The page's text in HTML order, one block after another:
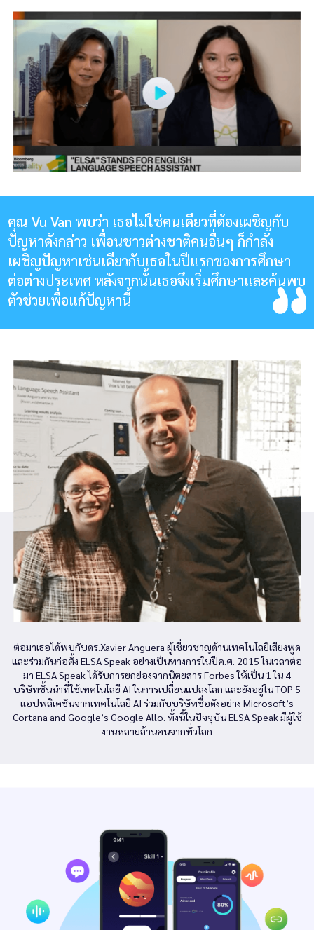
คุณ Vu Van พบว่า เธอไม่ใช่คนเดียวที่ต้องเผชิญกับ
ปัญหาดังกล่าว เพื่อนชาวต่างชาติคนอื่นๆ ก็กำลัง
เผชิญปัญหาเช่นเดียวกับเธอในปีแรกของการศึกษา
ต่อต่างประเทศ หลังจากนั้นเธอจึงเริ่มศึกษาและค้นพบ
ตัวช่วยเพื่อแก้ปัญหานี้
ต่อมาเธอได้พบกับดร.Xavier Anguera ผู้เชี่ยวชาญด้านเทคโนโลยีเสียงพูด
และร่วมกันก่อตั้ง ELSA Speak อย่างเป็นทางการในปีค.ศ. 2015 ในเวลาต่อ
มา ELSA Speak ได้รับการยกย่องจากนิตยสาร Forbes ให้เป็น 1 ใน 4
บริษัทชั้นนำที่ใช้เทคโนโลยี AI ในการเปลี่ยนแปลงโลก และยังอยู่ใน TOP 5
แอปพลิเคชันจากเทคโนโลยี AI ร่วมกับบริษัทชื่อดังอย่าง Microsoft’s
Cortana and Google’s Google Allo. ทั้งนี้ในปัจจุบัน ELSA Speak มีผู้ใช้
งานหลายล้านคนจากทั่วโลก